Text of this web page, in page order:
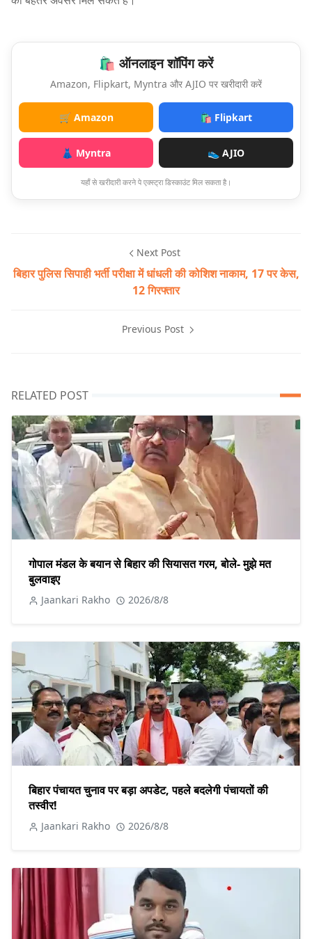
🛍️ ऑनलाइन शॉपिंग करें
Amazon, Flipkart, Myntra और AJIO पर खरीदारी करें
🛒 Amazon 🛍️ Flipkart
👗 Myntra 👟 AJIO
यहाँ से खरीदारी करने पे एक्स्ट्रा डिस्काउंट मिल सकता है।
Next Post
बिहार पुलिस सिपाही भर्ती परीक्षा में धांधली की कोशिश नाकाम, 17 पर केस,
12 गिरफ्तार
Previous Post
RELATED POST
गोपाल मंडल के बयान से बिहार की सियासत गरम, बोले- मुझे मत
बुलवाइए
Jaankari Rakho 2026/8/8
बिहार पंचायत चुनाव पर बड़ा अपडेट, पहले बदलेगी पंचायतों की
तस्वीर!
Jaankari Rakho 2026/8/8